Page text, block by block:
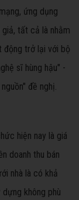
ứng dụng
tất cả là nhằm
động trở lại với bộ
sĩ hùng hậu" -
đề nghị.
hiện nay là giá
doanh thu bán
nhà là có khả
không phù